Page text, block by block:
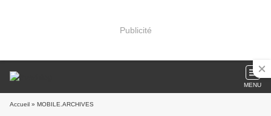
Publicité
MENU
Accueil » MOBILE.ARCHIVES